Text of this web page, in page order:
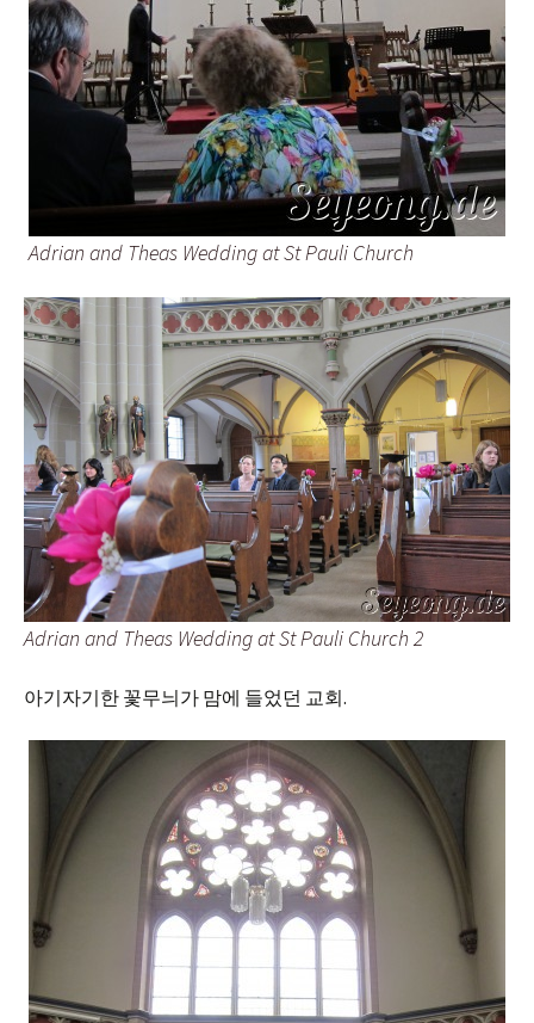
Adrian and Theas Wedding at St Pauli Church
Adrian and Theas Wedding at St Pauli Church 2
아기자기한 꽃무늬가 맘에 들었던 교회.